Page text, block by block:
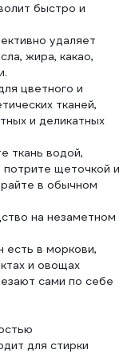
быстро и
удаляет
жира, какао,
цветного и
тканей,
и деликатных
ткань водой,
потрите щеточкой и
в обычном
на незаметном
есть в моркови,
и овощах
сами по себе
для стирки